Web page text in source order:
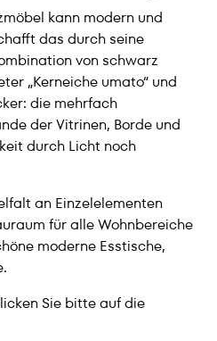
kann modern und
das durch seine
von schwarz
„Kerneiche umato“ und
die mehrfach
der Vitrinen, Borde und
durch Licht noch
an Einzelelementen
für alle Wohnbereiche
moderne Esstische,
Sie bitte auf die